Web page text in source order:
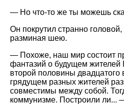
— Но что-то же ты можешь
Он покрутил странно
разминая шею.
— Похоже, наш мир состоит
фантазий о будущем жителей
второй половины двадцатого
грядущем разных жителей
совместимы между собой.
коммунизме. Построили ли...